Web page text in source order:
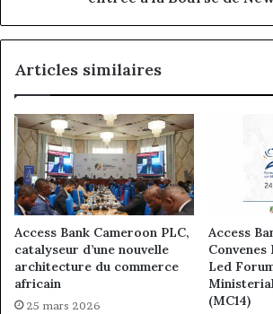
York
Articles similaires
Access Bank Cameroon PLC,
catalyseur d’une nouvelle
architecture du commerce
africain
25 mars 2026
Access
Led
(MC14)